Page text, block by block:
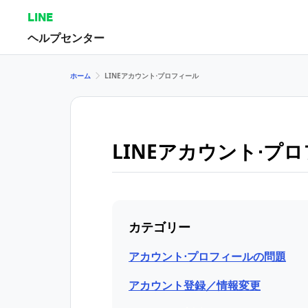
LINE
ヘルプセンター
ホーム LINEアカウント⋅プロフィール
LINEアカウント⋅プ
カテゴリー
アカウント⋅プロフィールの問題
アカウント登録／情報変更